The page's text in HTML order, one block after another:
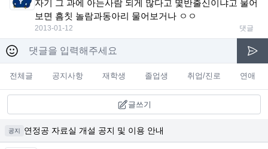
자기 그 과에 아는사람 되게 많다고 몇반출신이냐고 물어
보면 흠칫 놀람과동아리 물어보거나 ㅇㅇ
2013-01-12 댓글
전체글 공지사항 재학생 졸업생 취업/진로 연애
글쓰기
공지 연정공 자료실 개설 공지 및 이용 안내